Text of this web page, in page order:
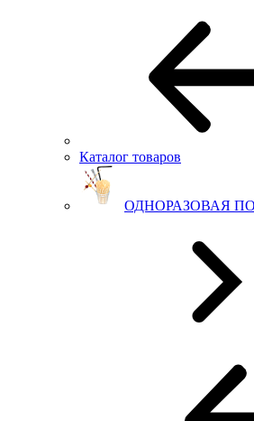
Каталог товаров
ОДНОРАЗОВАЯ